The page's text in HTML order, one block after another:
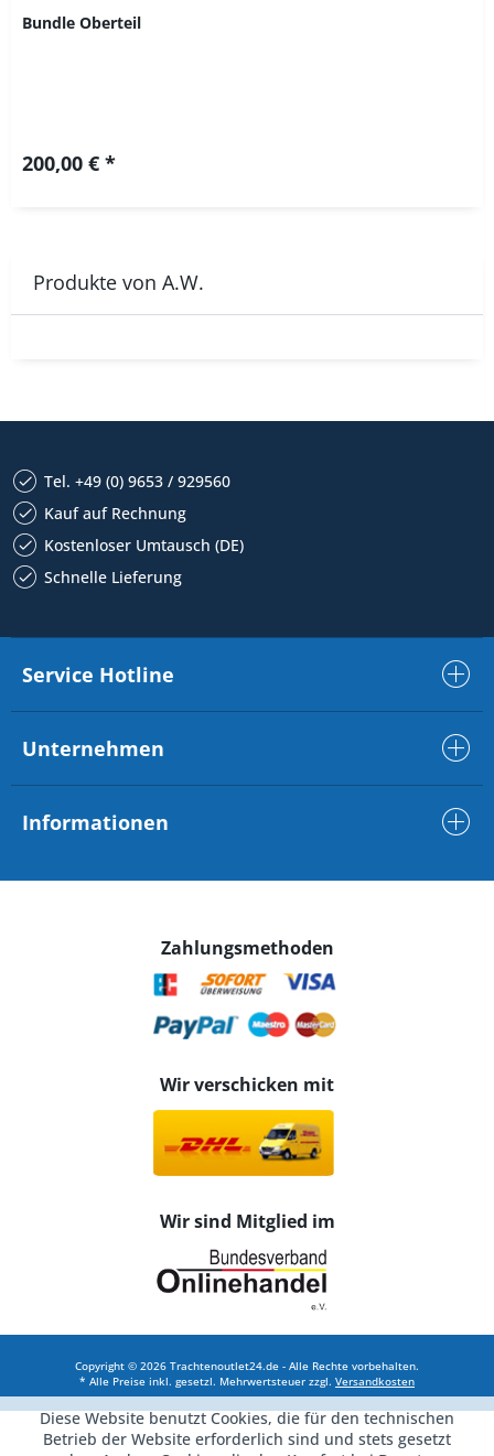
Bundle Oberteil
200,00 € *
Produkte von A.W.
Tel. +49 (0) 9653 / 929560
Kauf auf Rechnung
Kostenloser Umtausch (DE)
Schnelle Lieferung
Service Hotline
Unternehmen
Informationen
Zahlungsmethoden
Wir verschicken mit
Wir sind Mitglied im
Copyright © 2026 Trachtenoutlet24.de - Alle Rechte vorbehalten.
* Alle Preise inkl. gesetzl. Mehrwertsteuer zzgl. Versandkosten
Diese Website benutzt Cookies, die für den technischen
Betrieb der Website erforderlich sind und stets gesetzt